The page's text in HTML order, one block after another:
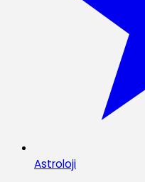
Astroloji